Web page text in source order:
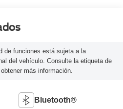
de funciones está sujeta a la
del vehículo. Consulte la etiqueta de
más información.
Bluetooth®